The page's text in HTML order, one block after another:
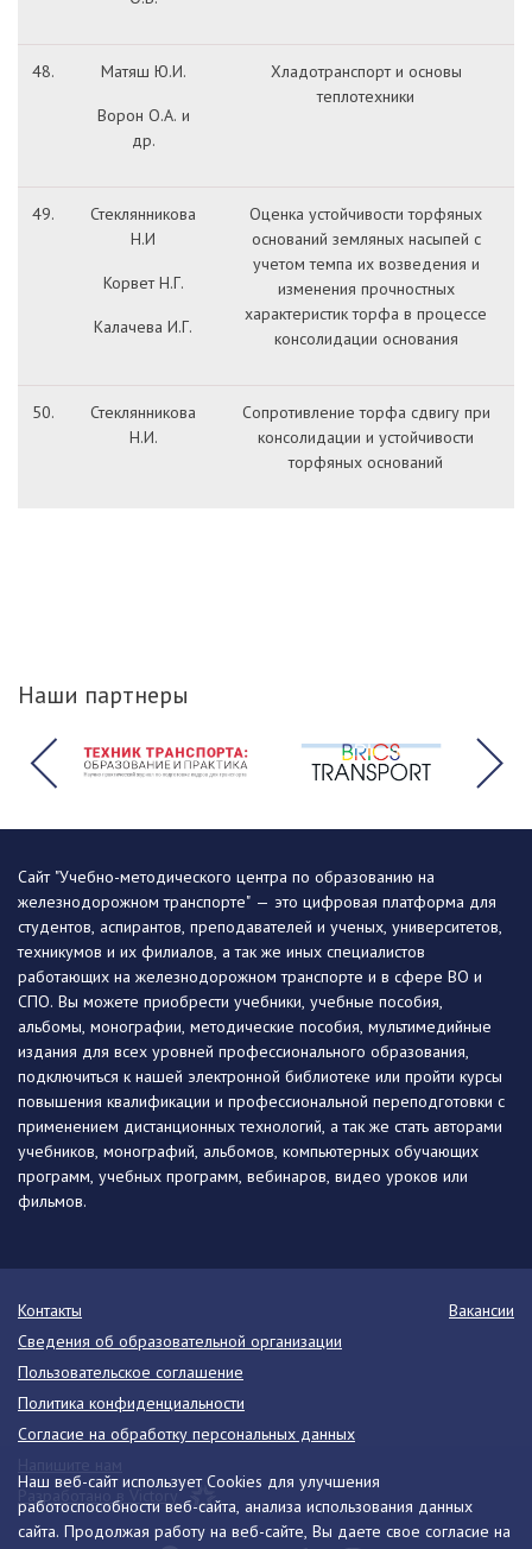
48. Матяш Ю.И.
Ворон О.А. и
др.
Хладотранспорт и основы
теплотехники
49.
Стеклянникова
Н.И
Корвет Н.Г.
Калачева И.Г.
Оценка устойчивости торфяных
оснований земляных насыпей с
учетом темпа их возведения и
изменения прочностных
характеристик торфа в процессе
консолидации основания
50.
Стеклянникова
Н.И.
Сопротивление торфа сдвигу при
консолидации и устойчивости
торфяных оснований
Наши партнеры
Наш веб-сайт использует Cookies для улучшения
работоспособности веб-сайта, анализа использования данных
сайта. Продолжая работу на веб-сайте, Вы даете свое согласие на
Сайт "Учебно-методического центра по образованию на
железнодорожном транспорте" — это цифровая платформа для
студентов, аспирантов, преподавателей и ученых, университетов,
техникумов и их филиалов, а так же иных специалистов
работающих на железнодорожном транспорте и в сфере ВО и
СПО. Вы можете приобрести учебники, учебные пособия,
альбомы, монографии, методические пособия, мультимедийные
издания для всех уровней профессионального образования,
подключиться к нашей электронной библиотеке или пройти курсы
повышения квалификации и профессиональной переподготовки с
применением дистанционных технологий, а так же стать авторами
учебников, монографий, альбомов, компьютерных обучающих
программ, учебных программ, вебинаров, видео уроков или
фильмов.
Контакты
Вакансии
Сведения об образовательной организации
Пользовательское соглашение
Политика конфиденциальности
Согласие на обработку персональных данных
Разработано в Victory